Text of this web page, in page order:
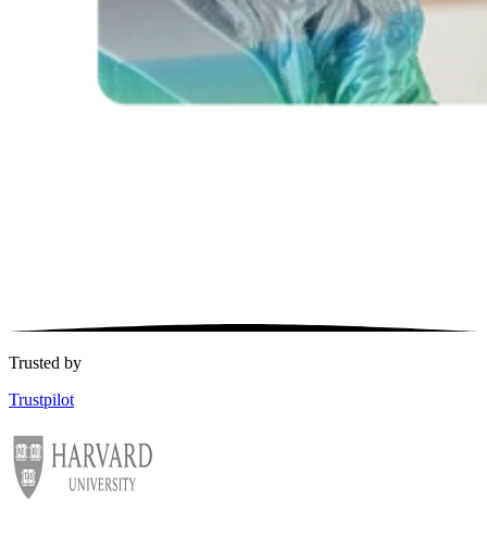
Trusted by
Trustpilot